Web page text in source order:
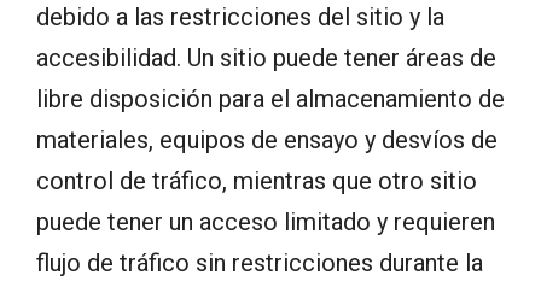
debido a las restricciones del sitio y la
accesibilidad. Un sitio puede tener áreas de
libre disposición para el almacenamiento de
materiales, equipos de ensayo y desvíos de
control de tráfico, mientras que otro sitio
puede tener un acceso limitado y requieren
flujo de tráfico sin restricciones durante la